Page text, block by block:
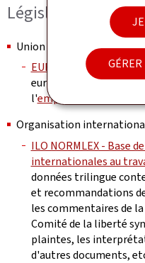
GÉRER
Législation
Union européenne (UE)
EUR LEX
: le portail
européenne, avec
l'emploi et la politique
Organisation
ILO NORMLEX - Base
internationales au
données trilingue
et recommandations
les commentaires de
Comité de la liberté
plaintes, les
d'autres documents,